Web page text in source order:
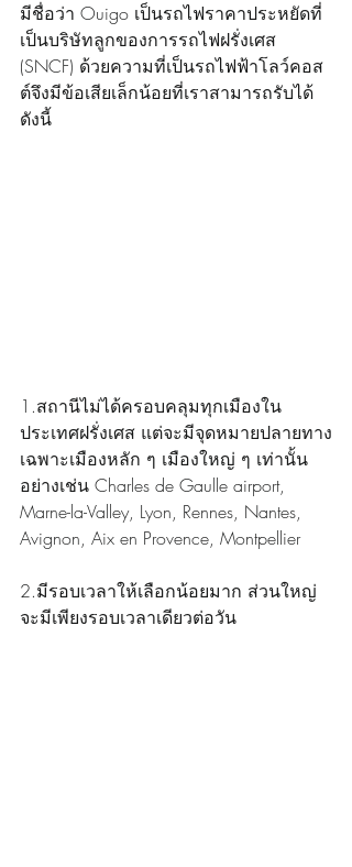
มีชื่อว่า Ouigo เป็นรถไฟราคาประหยัดที่
เป็นบริษัทลูกของการรถไฟฝรั่งเศส
(SNCF) ด้วยความที่เป็นรถไฟฟ้าโลว์คอส
ต์จึงมีข้อเสียเล็กน้อยที่เราสามารถรับได้
ดังนี้
1.สถานีไม่ได้ครอบคลุมทุกเมืองใน
ประเทศฝรั่งเศส แต่จะมีจุดหมายปลายทาง
เฉพาะเมืองหลัก ๆ เมืองใหญ่ ๆ เท่านั้น
อย่างเช่น Charles de Gaulle airport,
Marne-la-Valley, Lyon, Rennes, Nantes,
Avignon, Aix en Provence, Montpellier
2.มีรอบเวลาให้เลือกน้อยมาก ส่วนใหญ่
จะมีเพียงรอบเวลาเดียวต่อวัน